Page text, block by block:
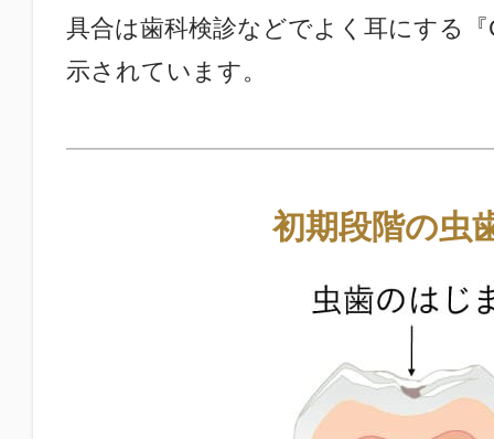
具合は歯科検診などでよく耳にする
示されています。
初期段階の虫